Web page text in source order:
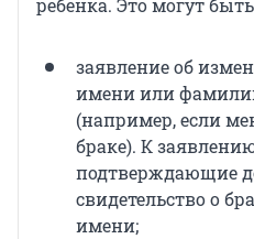
ребенка. Это могут
заявление об
имени или
(например, если
браке). К
подтверждающие
свидетельство о
имени;